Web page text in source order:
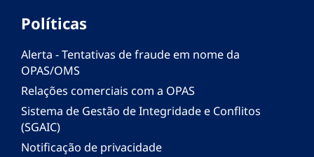
Políticas
Alerta - Tentativas de fraude em nome da
OPAS/OMS
Relações comerciais com a OPAS
Sistema de Gestão de Integridade e Conflitos
(SGAIC)
Notificação de privacidade